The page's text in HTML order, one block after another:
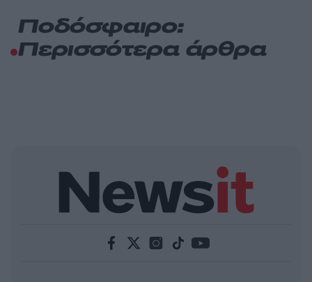
Ποδόσφαιρο:
Περισσότερα άρθρα